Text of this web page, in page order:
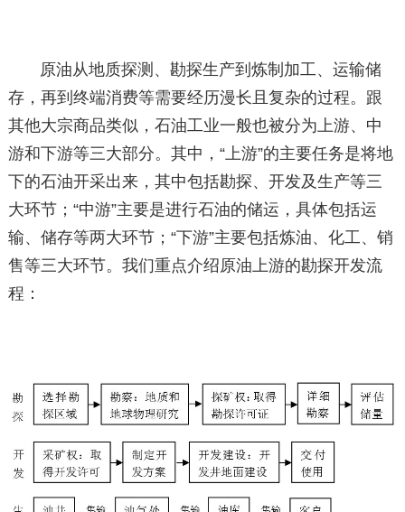
原油从地质探测、勘探生产到炼制加工、运输储
存，再到终端消费等需要经历漫长且复杂的过程。跟
其他大宗商品类似，石油工业一般也被分为上游、中
游和下游等三大部分。其中，“上游”的主要任务是将地
下的石油开采出来，其中包括勘探、开发及生产等三
大环节；“中游”主要是进行石油的储运，具体包括运
输、储存等两大环节；“下游”主要包括炼油、化工、销
售等三大环节。我们重点介绍原油上游的勘探开发流
程：